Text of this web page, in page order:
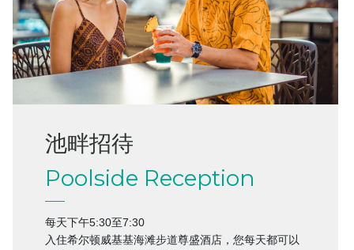
池畔招待
Poolside Reception
每天下午5:30至7:30
入住希尔顿威基基海滩步道尊盛酒店，您每天都可以